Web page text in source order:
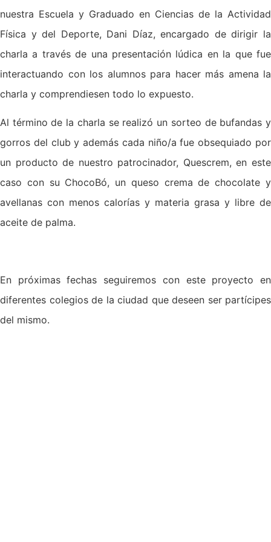
nuestra Escuela y Graduado en Ciencias de la Actividad
Física y del Deporte, Dani Díaz, encargado de dirigir la
charla a través de una presentación lúdica en la que fue
interactuando con los alumnos para hacer más amena la
charla y comprendiesen todo lo expuesto.
Al término de la charla se realizó un sorteo de bufandas y
gorros del club y además cada niño/a fue obsequiado por
un producto de nuestro patrocinador, Quescrem, en este
caso con su ChocoBó, un queso crema de chocolate y
avellanas con menos calorías y materia grasa y libre de
aceite de palma.
En próximas fechas seguiremos con este proyecto en
diferentes colegios de la ciudad que deseen ser partícipes
del mismo.